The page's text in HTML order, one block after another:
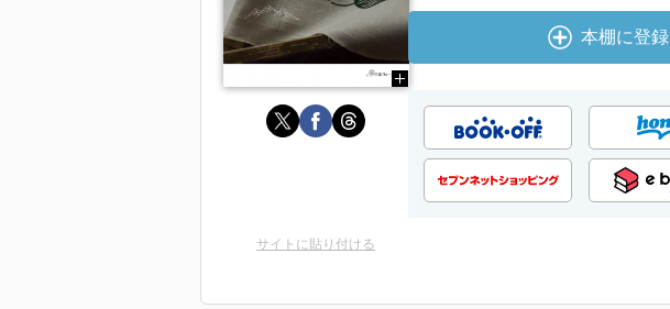
本棚に登録
サイトに貼り付ける